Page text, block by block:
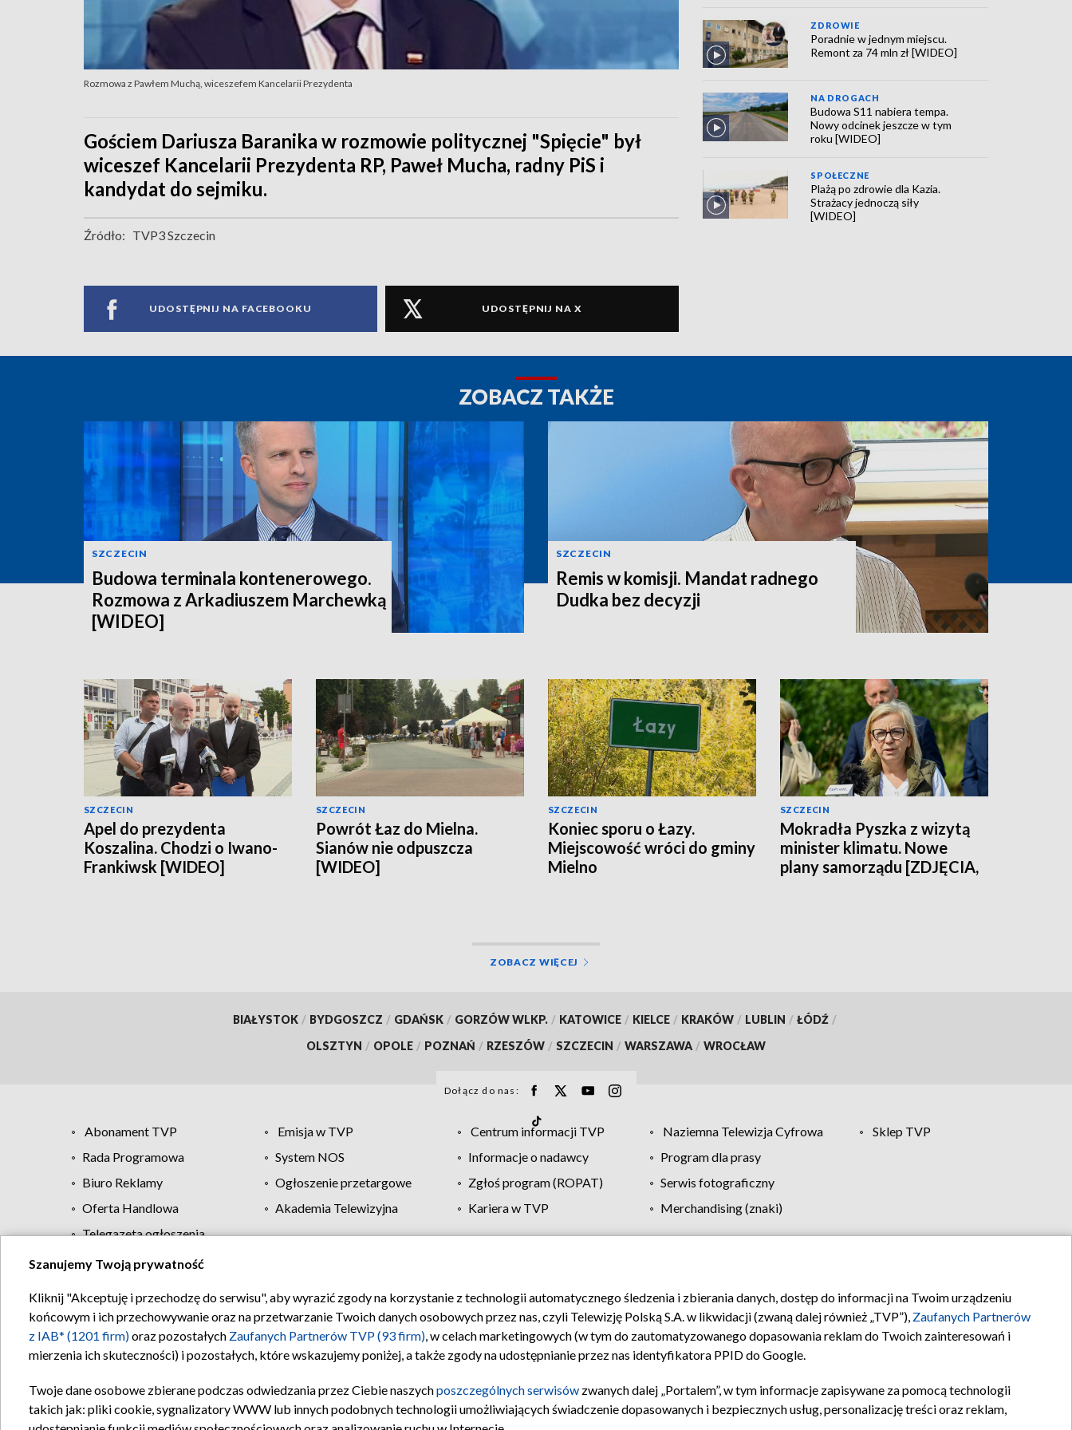
Rozmowa z Pawłem Muchą, wiceszefem Kancelarii Prezydenta
Gościem Dariusza Baranika w rozmowie politycznej "Spięcie" był
wiceszef Kancelarii Prezydenta RP, Paweł Mucha, radny PiS i
kandydat do sejmiku.
Źródło: TVP3 Szczecin
UDOSTĘPNIJ NA FACEBOOKU UDOSTĘPNIJ NA X
ZDROWIE
Poradnie w jednym miejscu.
Remont za 74 mln zł [WIDEO]
NA DROGACH
Budowa S11 nabiera tempa.
Nowy odcinek jeszcze w tym
roku [WIDEO]
SPOŁECZNE
Plażą po zdrowie dla Kazia.
Strażacy jednoczą siły
[WIDEO]
ZOBACZ TAKŻE
SZCZECIN
Budowa terminala kontenerowego.
Rozmowa z Arkadiuszem Marchewką
[WIDEO]
SZCZECIN
Remis w komisji. Mandat radnego
Dudka bez decyzji
SZCZECIN
Apel do prezydenta
Koszalina. Chodzi o Iwano-
Frankiwsk [WIDEO]
SZCZECIN
Powrót Łaz do Mielna.
Sianów nie odpuszcza
[WIDEO]
SZCZECIN
Koniec sporu o Łazy.
Miejscowość wróci do gminy
Mielno
SZCZECIN
Mokradła Pyszka z wizytą
minister klimatu. Nowe
plany samorządu [ZDJĘCIA,
ZOBACZ WIĘCEJ
BIAŁYSTOK / BYDGOSZCZ / GDAŃSK / GORZÓW WLKP. / KATOWICE / KIELCE / KRAKÓW / LUBLIN / ŁÓDŹ /
OLSZTYN / OPOLE / POZNAŃ / RZESZÓW / SZCZECIN / WARSZAWA / WROCŁAW
Dołącz do nas:
Abonament TVP Emisja w TVP Centrum informacji TVP Naziemna Telewizja Cyfrowa
Sklep TVP
Rada Programowa
System NOS Informacje o nadawcy
Program dla prasy
Biuro Reklamy
Ogłoszenie przetargowe Zgłoś program (ROPAT)
Serwis fotograficzny
Oferta Handlowa
Akademia Telewizyjna Kariera w TVP
Merchandising (znaki)
Telegazeta ogłoszenia
Regulamin TVP Polityka prywatności Moje zgody Pomoc Biuro reklamy Kontakt
Szanujemy Twoją prywatność
Kliknij "Akceptuję i przechodzę do serwisu", aby wyrazić zgody na korzystanie z technologii automatycznego śledzenia i zbierania danych, dostęp do informacji na Twoim urządzeniu
końcowym i ich przechowywanie oraz na przetwarzanie Twoich danych osobowych przez nas, czyli Telewizję Polską S.A. w likwidacji (zwaną dalej również „TVP”), Zaufanych Partnerów
z IAB* (1201 firm)oraz pozostałych Zaufanych Partnerów TVP (93 firm), w celach marketingowych (w tym do zautomatyzowanego dopasowania reklam do Twoich zainteresowań i
mierzenia ich skuteczności) i pozostałych, które wskazujemy poniżej, a także zgody na udostępnianie przez nas identyfikatora PPID do Google.
Twoje dane osobowe zbierane podczas odwiedzania przez Ciebie naszychposzczególnych serwisów zwanych dalej „Portalem”, w tym informacje zapisywane za pomocą technologii
takich jak: pliki cookie, sygnalizatory WWW lub innych podobnych technologii umożliwiających świadczenie dopasowanych i bezpiecznych usług, personalizację treści oraz reklam,